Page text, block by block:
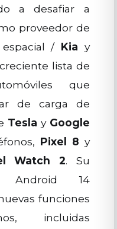
a desafiar a
proveedor de
/ Kia y
lista de
que
de carga de
Tesla y Google
Pixel 8 y
Watch 2. Su
Android 14
funciones
incluidas